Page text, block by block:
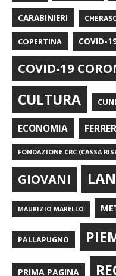
CARABINIERI
COPERTINA COVID-
COVID-19
CULTURA
ECONOMIA
FONDAZIONE CRC (CASSA
GIOVANI
MAURIZIO MARELLO
PALLAPUGNO
PRIMA PAGINA